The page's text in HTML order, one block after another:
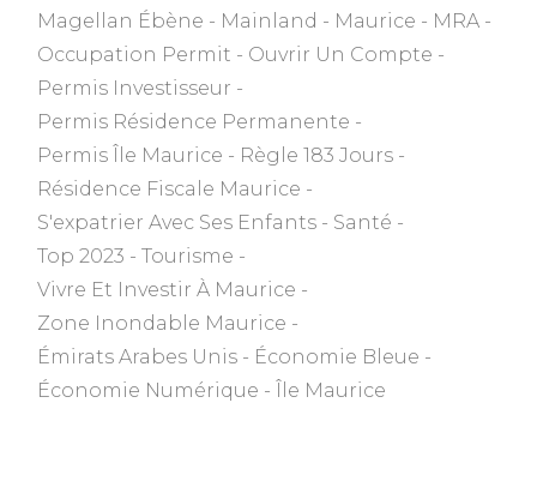
Magellan Ébène
Mainland Maurice
MRA
Occupation Permit
Ouvrir Un Compte
Permis Investisseur
Permis Résidence Permanente
Permis Île Maurice
Règle 183 Jours
Résidence Fiscale Maurice
S'expatrier Avec Ses Enfants
Santé
Top 2023
Tourisme
Vivre Et Investir À Maurice
Zone Inondable Maurice
Émirats Arabes Unis
Économie Bleue
Économie Numérique
Île Maurice